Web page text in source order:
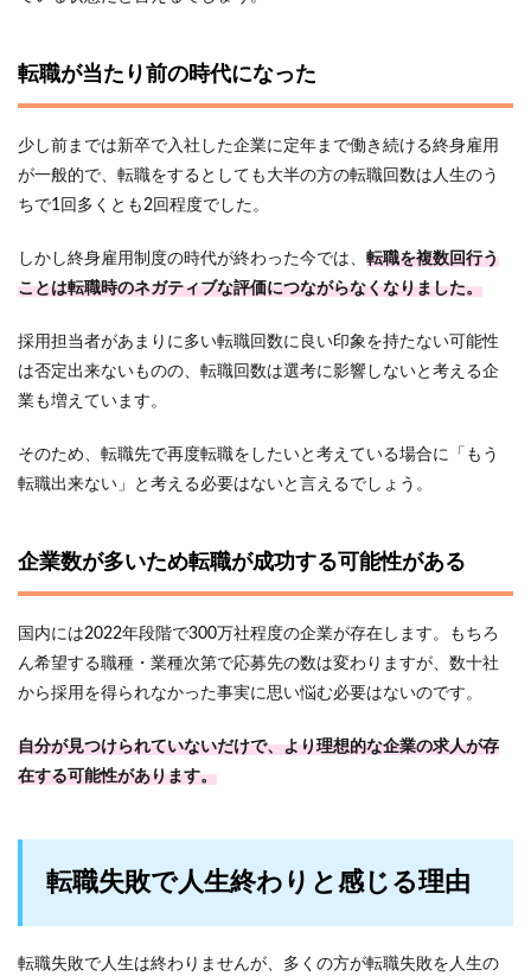
転職が当たり前の時代になった
少し前までは新卒で入社した企業に定年まで働き続ける終身雇用
が一般的で、転職をするとしても大半の方の転職回数は人生のう
ちで1回多くとも2回程度でした。
しかし終身雇用制度の時代が終わった今では、 転職を複数回行う
ことは転職時のネガティブな評価につながらなくなりました。
採用担当者があまりに多い転職回数に良い印象を持たない可能性
は否定出来ないものの、転職回数は選考に影響しないと考える企
業も増えています。
そのため、転職先で再度転職をしたいと考えている場合に「もう
転職出来ない」と考える必要はないと言えるでしょう。
企業数が多いため転職が成功する可能性がある
国内には2022年段階で300万社程度の企業が存在します。もちろ
ん希望する職種・業種次第で応募先の数は変わりますが、数十社
から採用を得られなかった事実に思い悩む必要はないのです。
自分が見つけられていないだけで、より理想的な企業の求人が存
在する可能性があります。
転職失敗で人生終わりと感じる理由
転職失敗で人生は終わりませんが、多くの方が転職失敗を人生の